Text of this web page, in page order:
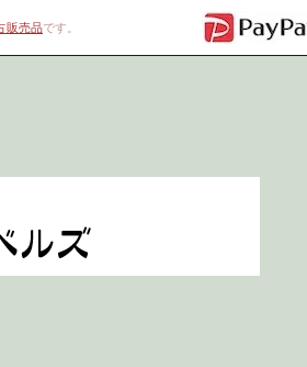
販売品です。